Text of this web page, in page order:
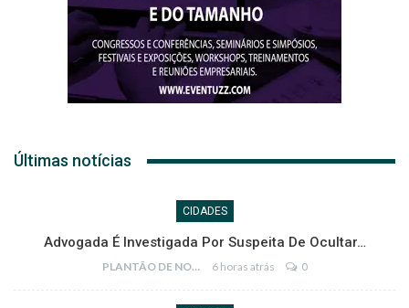
Últimas notícias
CIDADES
Advogada É Investigada Por Suspeita De Ocultar…
PLANTÃO DE NOTÍCIAS 6 horas atrás 0